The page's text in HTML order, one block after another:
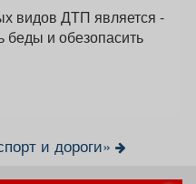
видов ДТП является -
беды и обезопасить
и дороги»